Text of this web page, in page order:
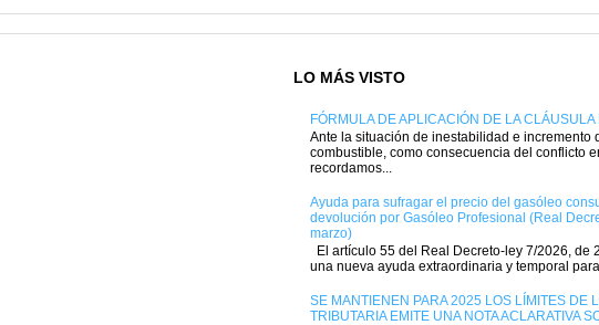
LO MÁS VISTO
FÓRMULA DE APLICACIÓN DE LA CLÁUSULA
Ante la situación de inestabilidad e incremento
combustible, como consecuencia del conflicto
recordamos...
Ayuda para sufragar el precio del gasóleo
devolución por Gasóleo Profesional (Real
marzo)
El artículo 55 del Real Decreto-ley 7/2026, de
una nueva ayuda extraordinaria y temporal
SE MANTIENEN PARA 2025 LOS LÍMITES DE
TRIBUTARIA EMITE UNA NOTA ACLARATIVA